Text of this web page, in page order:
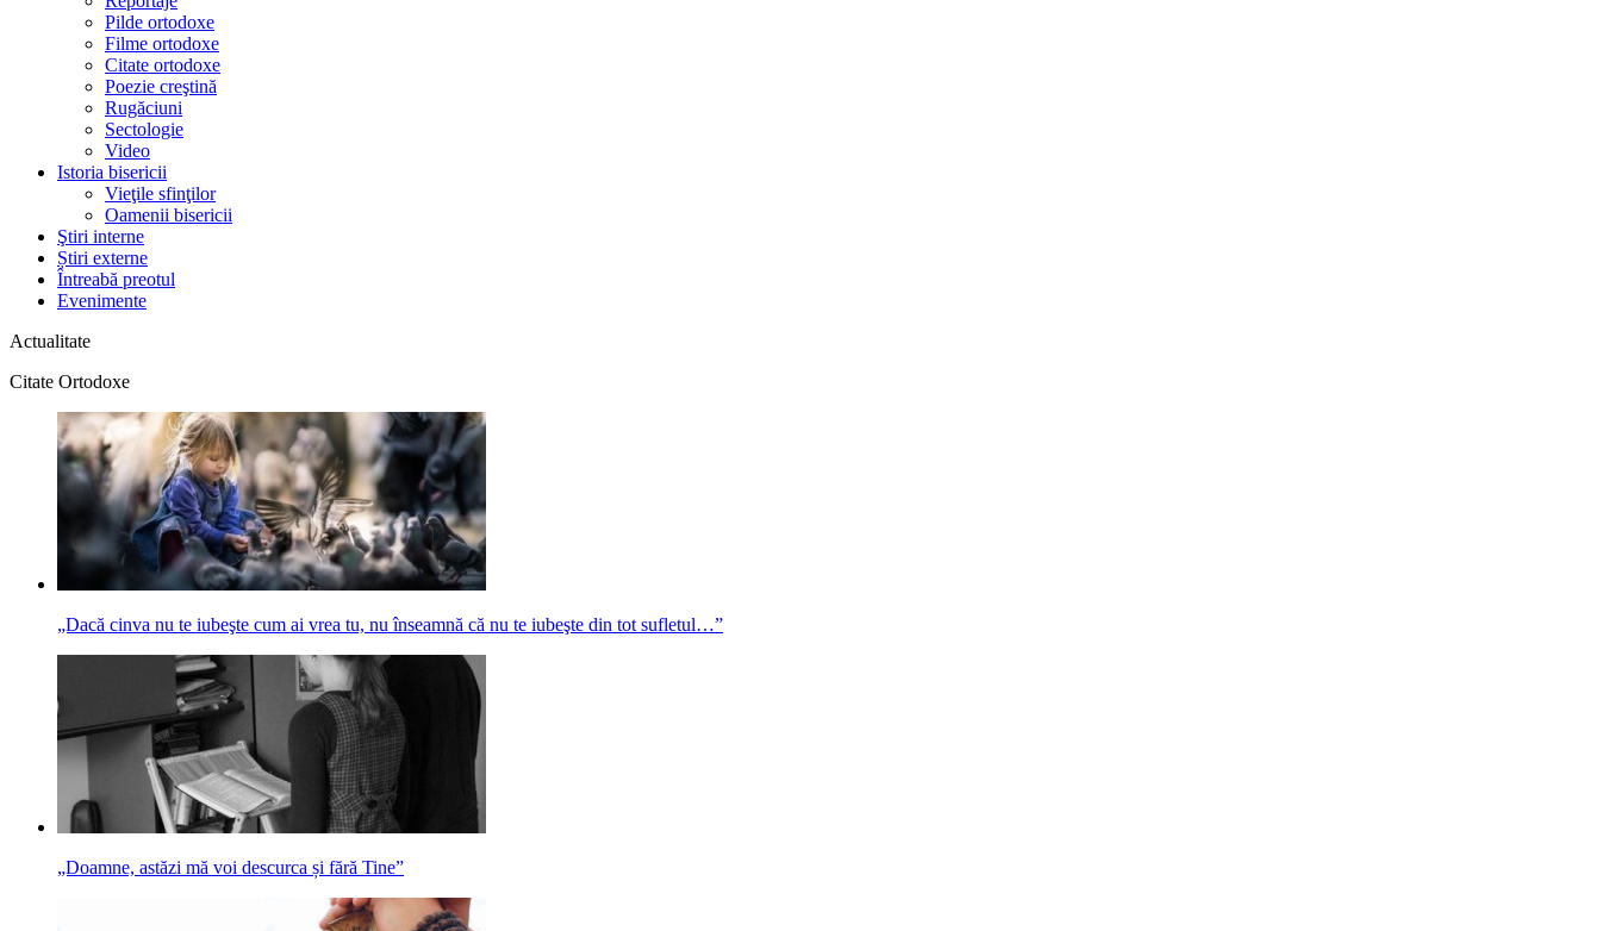
Pilde ortodoxe
Filme ortodoxe
Citate ortodoxe
Poezie creştină
Rugăciuni
Sectologie
Video
Istoria bisericii
Vieţile sfinţilor
Oamenii bisericii
Ştiri interne
Știri externe
Întreabă preotul
Evenimente
Actualitate
Citate Ortodoxe
„Dacă cinva nu te iubeşte cum ai vrea tu, nu înseamnă că nu te iubeşte din tot sufletul…”
„Doamne, astăzi mă voi descurca și fără Tine”